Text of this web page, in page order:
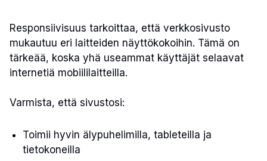
Responsiivisuus tarkoittaa, että verkkosivusto
mukautuu eri laitteiden näyttökokoihin. Tämä on
tärkeää, koska yhä useammat käyttäjät selaavat
internetiä mobiililaitteilla.
Varmista, että sivustosi:
Toimii hyvin älypuhelimilla, tableteilla ja
tietokoneilla